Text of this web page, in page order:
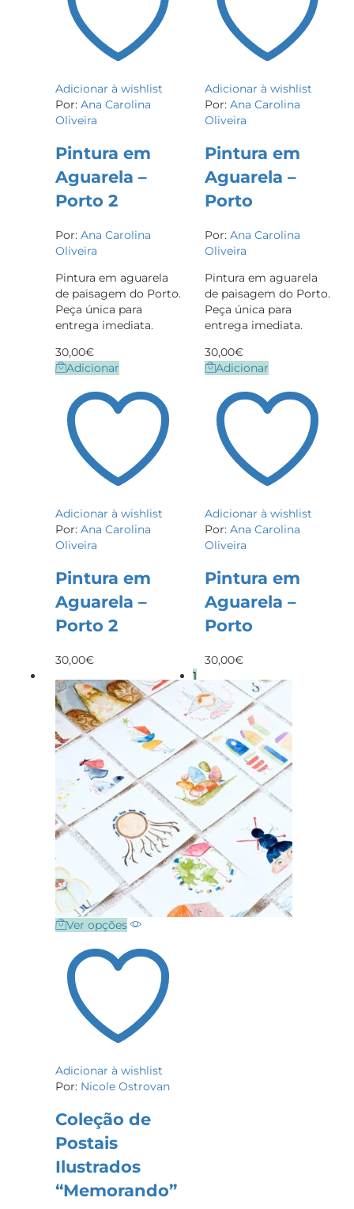
Adicionar à wishlist
Por: Ana Carolina
Oliveira
Pintura em
Aguarela –
Porto 2
Por: Ana Carolina
Oliveira
Pintura em aguarela
de paisagem do Porto.
Peça única para
entrega imediata.
30,00€
Adicionar
Adicionar à wishlist
Por: Ana Carolina
Oliveira
Pintura em
Aguarela –
Porto 2
30,00€
Adicionar à wishlist
Por: Ana Carolina
Oliveira
Pintura em
Aguarela –
Porto
Por: Ana Carolina
Oliveira
Pintura em aguarela
de paisagem do Porto.
Peça única para
entrega imediata.
30,00€
Adicionar
Adicionar à wishlist
Por: Ana Carolina
Oliveira
Pintura em
Aguarela –
Porto
30,00€
Ver opções
Adicionar à wishlist
Por: Nicole Ostrovan
Coleção de
Postais
Ilustrados
“Memorando”
1
2
3
4
Next Page